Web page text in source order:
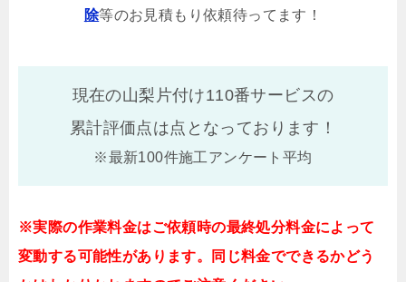
除等のお見積もり依頼待ってます！
現在の山梨片付け110番サービスの
累計評価点は点となっております！
※最新100件施工アンケート平均
※実際の作業料金はご依頼時の最終処分料金によって
変動する可能性があります。同じ料金でできるかどう